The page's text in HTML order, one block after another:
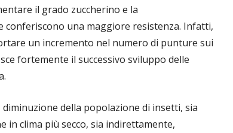
il grado zuccherino e la
conferiscono una maggiore resistenza. Infatti,
un incremento nel numero di punture sui
fortemente il successivo sviluppo delle
diminuzione della popolazione di insetti, sia
in clima più secco, sia indirettamente,